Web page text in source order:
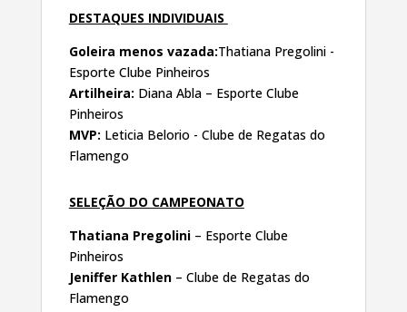
DESTAQUES INDIVIDUAIS
Goleira menos vazada:Thatiana Pregolini -
Esporte Clube Pinheiros
Artilheira: Diana Abla – Esporte Clube
Pinheiros
MVP: Leticia Belorio - Clube de Regatas do
Flamengo
SELEÇÃO DO CAMPEONATO
Thatiana Pregolini– Esporte Clube
Pinheiros
Jeniffer Kathlen– Clube de Regatas do
Flamengo